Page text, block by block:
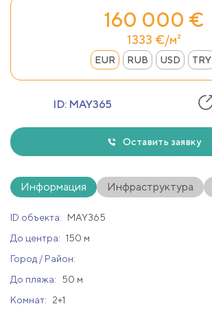
160 000 €
1333 €/м²
EUR RUB USD TRY
ID: MAY365
Оставить заявку
Информация Инфраструктура
ID объекта:
MAY365
До центра: 150 м
Город / Район:
До пляжа:
50 м
Комнат:
2+1